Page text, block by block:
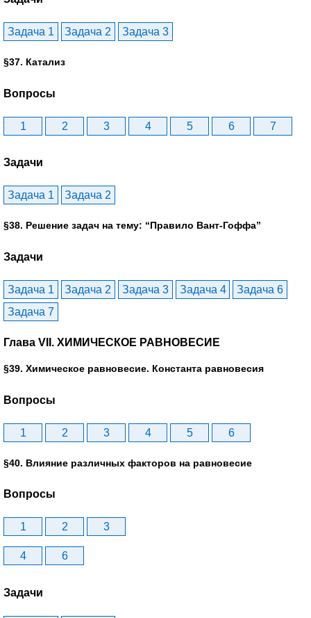
Задача 1 Задача 2 Задача 3
§37. Катализ
Вопросы
1 2 3 4 5 6 7
Задачи
Задача 1 Задача 2
§38. Решение задач на тему: “Правило Вант-Гоффа”
Задачи
Задача 1 Задача 2 Задача 3 Задача 4
Задача 6
Задача 7
Глава VII. ХИМИЧЕСКОЕ РАВНОВЕСИЕ
§39. Химическое равновесие. Константа равновесия
Вопросы
1 2 3 4 5 6
§40. Влияние различных факторов на равновесие
Вопросы
1 2 3
4 6
Задачи